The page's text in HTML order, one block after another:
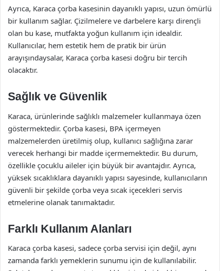
Ayrıca, Karaca çorba kasesinin dayanıklı yapısı, uzun ömürlü
bir kullanım sağlar. Çizilmelere ve darbelere karşı dirençli
olan bu kase, mutfakta yoğun kullanım için idealdir.
Kullanıcılar, hem estetik hem de pratik bir ürün
arayışındaysalar, Karaca çorba kasesi doğru bir tercih
olacaktır.
Sağlık ve Güvenlik
Karaca, ürünlerinde sağlıklı malzemeler kullanmaya özen
göstermektedir. Çorba kasesi, BPA içermeyen
malzemelerden üretilmiş olup, kullanıcı sağlığına zarar
verecek herhangi bir madde içermemektedir. Bu durum,
özellikle çocuklu aileler için büyük bir avantajdır. Ayrıca,
yüksek sıcaklıklara dayanıklı yapısı sayesinde, kullanıcıların
güvenli bir şekilde çorba veya sıcak içecekleri servis
etmelerine olanak tanımaktadır.
Farklı Kullanım Alanları
Karaca çorba kasesi, sadece çorba servisi için değil, aynı
zamanda farklı yemeklerin sunumu için de kullanılabilir.